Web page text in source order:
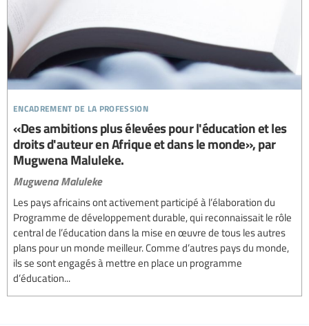
encadrement de la profession
«Des ambitions plus élevées pour l'éducation et les
droits d'auteur en Afrique et dans le monde», par
Mugwena Maluleke.
Mugwena Maluleke
Les pays africains ont activement participé à l’élaboration du
Programme de développement durable, qui reconnaissait le rôle
central de l’éducation dans la mise en œuvre de tous les autres
plans pour un monde meilleur. Comme d’autres pays du monde,
ils se sont engagés à mettre en place un programme
d’éducation...